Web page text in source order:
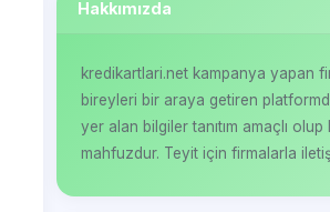
Hakkımızda
kredikartlari.net kampanya yapan
bireyleri bir araya getiren
yer alan bilgiler tanıtım amaçlı olup
mahfuzdur. Teyit için firmalarla